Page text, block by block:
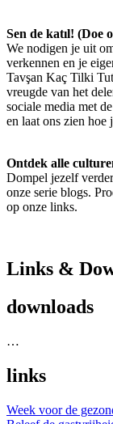
Sen de katıl! (Doe
We nodigen je uit
verkennen en je
Tavşan Kaç Tilki
vreugde van het
sociale media met
en laat ons zien hoe
Ontdek alle
Dompel jezelf
onze serie blogs.
op onze links.
Links &
downloads
…
links
Week voor de